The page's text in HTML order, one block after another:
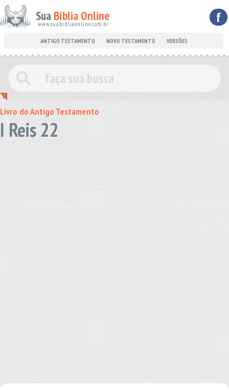
Sua Bíblia Online
www.suabibliaonline.com.br f
ANTIGO TESTAMENTO NOVO TESTAMENTO VERSÕES
Livro do Antigo Testamento
I Reis 22